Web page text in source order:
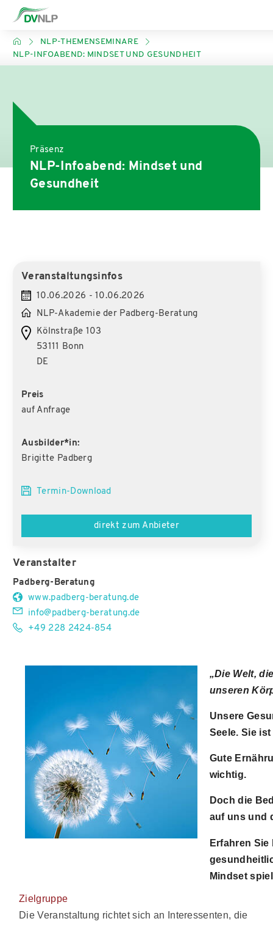
NLP-THEMENSEMINARE
NLP-INFOABEND: MINDSET UND GESUNDHEIT
Präsenz
NLP-Infoabend: Mindset und
Gesundheit
Veranstaltungsinfos
10.06.2026 - 10.06.2026
NLP-Akademie der Padberg-Beratung
Kölnstraße 103
53111 Bonn
DE
Preis
auf Anfrage
Ausbilder*in:
Brigitte Padberg
Termin-Download
direkt zum Anbieter
Veranstalter
Padberg-Beratung
www.padberg-beratung.de
info@padberg-beratung.de
+49 228 2424-854
„Die Welt,
unseren
Unsere
Seele. Sie
Gute
wichtig.
Doch die
auf uns und
Erfahren
Mindset
Zielgruppe
Die Veranstaltung richtet sich an Interessenten, die